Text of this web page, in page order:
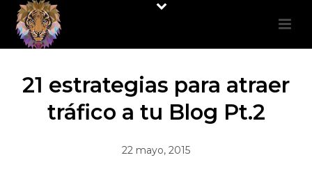
21 estrategias para atraer
tráfico a tu Blog Pt.2
22 mayo, 2015